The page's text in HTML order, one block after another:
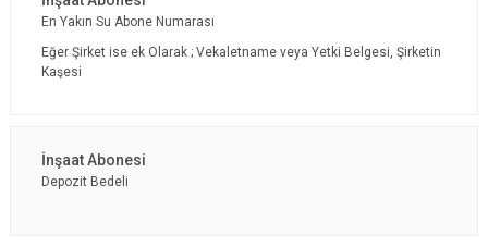
En Yakın Su Abone Numarası
Eğer Şirket ise ek Olarak ; Vekaletname veya Yetki Belgesi, Şirketin
Kaşesi
Depozit Bedeli